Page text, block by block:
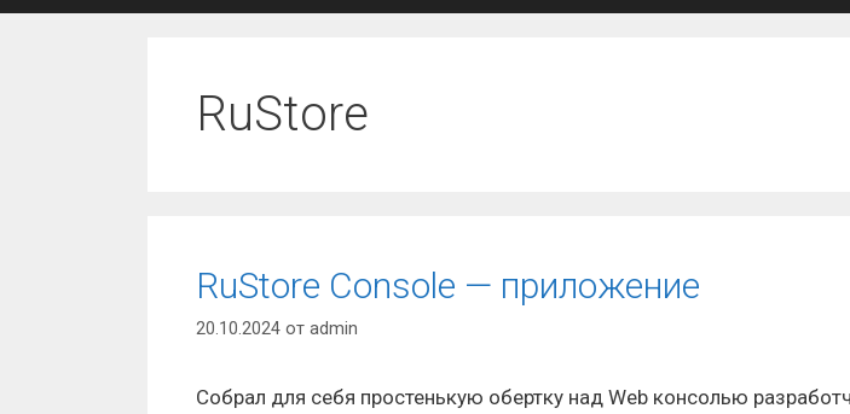
RuStore
RuStore Console — приложение
20.10.2024 от admin
Собрал для себя простенькую обертку над Web консолью